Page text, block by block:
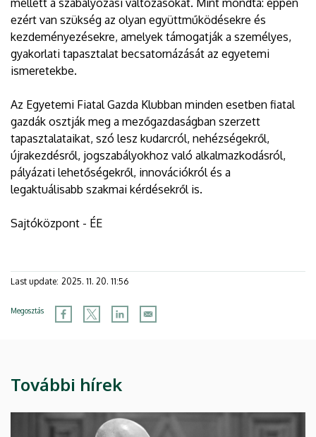
ezért van szükség az olyan együttműködésekre és
kezdeményezésekre, amelyek támogatják a személyes,
gyakorlati tapasztalat becsatornázását az egyetemi
ismeretekbe.
Az Egyetemi Fiatal Gazda Klubban minden esetben fiatal
gazdák osztják meg a mezőgazdaságban szerzett
tapasztalataikat, szó lesz kudarcról, nehézségekről,
újrakezdésről, jogszabályokhoz való alkalmazkodásról,
pályázati lehetőségekről, innovációkról és a
legaktuálisabb szakmai kérdésekről is.
Sajtóközpont - ÉE
Last update: 2025. 11. 20. 11:56
Megosztás
További hírek